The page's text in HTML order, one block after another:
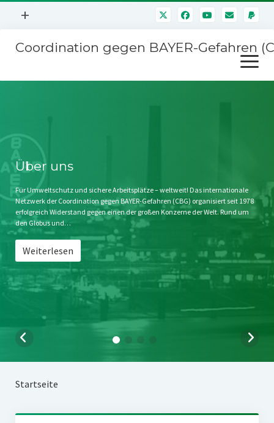
Menü
+
Mitmachen
Kontakt
Impressum
Störfälle
Coordination gegen BAYER-Gefahren
Menü
öffnen
Stichwort BAYER
Jahrestagung
SPENDEN
Über uns
Für Umweltschutz und sichere Arbeitsplätze – weltweit! Das internationale
Netzwerk der Coordination gegen BAYER-Gefahren (CBG) organisiert seit 1978
erfolgreich Widerstand gegen einen der großen Konzerne der Welt. Rund um
den Globus und…
Weiterlesen
Startseite